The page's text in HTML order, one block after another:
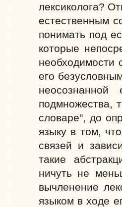
лексиколога?
естественным
понимать под
которые
необходимости
его
подмножества,
словаре", до
языку в том,
связей и
такие
ничуть не
вычленение
языком в ходе